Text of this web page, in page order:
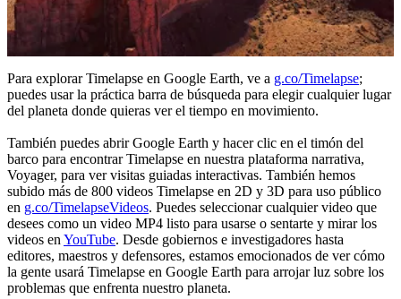
Para explorar Timelapse en Google Earth, ve a g.co/Timelapse;
puedes usar la práctica barra de búsqueda para elegir cualquier lugar
del planeta donde quieras ver el tiempo en movimiento.
También puedes abrir Google Earth y hacer clic en el timón del
barco para encontrar Timelapse en nuestra plataforma narrativa,
Voyager, para ver visitas guiadas interactivas. También hemos
subido más de 800 videos Timelapse en 2D y 3D para uso público
en g.co/TimelapseVideos. Puedes seleccionar cualquier video que
desees como un video MP4 listo para usarse o sentarte y mirar los
videos enYouTube. Desde gobiernos e investigadores hasta
editores, maestros y defensores, estamos emocionados de ver cómo
la gente usará Timelapse en Google Earth para arrojar luz sobre los
problemas que enfrenta nuestro planeta.